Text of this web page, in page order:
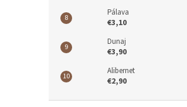
Pálava
€3,10
Dunaj
€3,90
Alibernet
€2,90